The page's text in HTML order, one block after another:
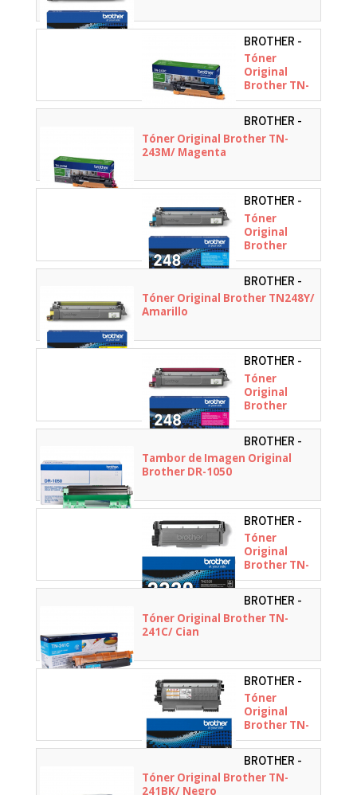
BROTHER -
TN243C
Tóner
Original
Brother TN-
243C/ Cian
BROTHER -
TN243M
Tóner Original Brother TN-
243M/ Magenta
BROTHER -
TN248C
Tóner
Original
Brother
TN248C/ Cian
BROTHER -
TN248Y
Tóner Original Brother TN248Y/
Amarillo
BROTHER -
TN248M
Tóner
Original
Brother
TN248M/
Magenta
BROTHER -
DR1050
Tambor de Imagen Original
Brother DR-1050
BROTHER -
TN2320
Tóner
Original
Brother TN-
2320/ Negro
BROTHER -
TN241C
Tóner Original Brother TN-
241C/ Cian
BROTHER -
TN2220
Tóner
Original
Brother TN-
2220/ Negro
BROTHER -
TN241BK
Tóner Original Brother TN-
241BK/ Negro